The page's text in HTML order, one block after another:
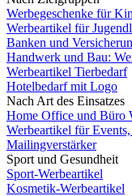
Werbegeschenke für
Werbeartikel für
Banken und
Handwerk und Bau:
Werbeartikel Tierbedarf
Hotelbedarf mit Logo
Nach Art des Einsatzes
Home Office und Büro
Werbeartikel für
Mailingverstärker
Sport und Gesundheit
Sport-Werbeartikel
Kosmetik-Werbeartikel